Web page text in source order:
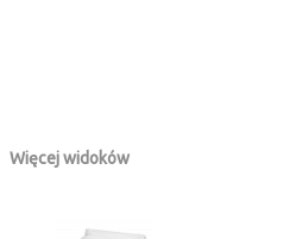
Więcej widoków